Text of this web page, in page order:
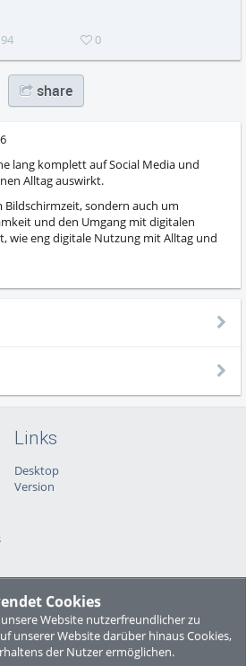
Cookies
Website nutzerfreundlicher zu
unserer Website darüber hinaus Cookies,
der Nutzer ermöglichen.
94 0
share
lang komplett auf Social Media und
Alltag auswirkt.
Bildschirmzeit, sondern auch um
und den Umgang mit digitalen
wie eng digitale Nutzung mit Alltag und
Links
Desktop
Version